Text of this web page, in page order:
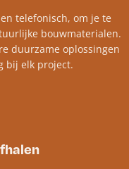
telefonisch, om je te
bouwmaterialen.
duurzame oplossingen
bij elk project.​